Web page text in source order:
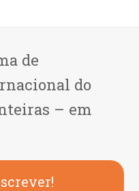
de
do
– em